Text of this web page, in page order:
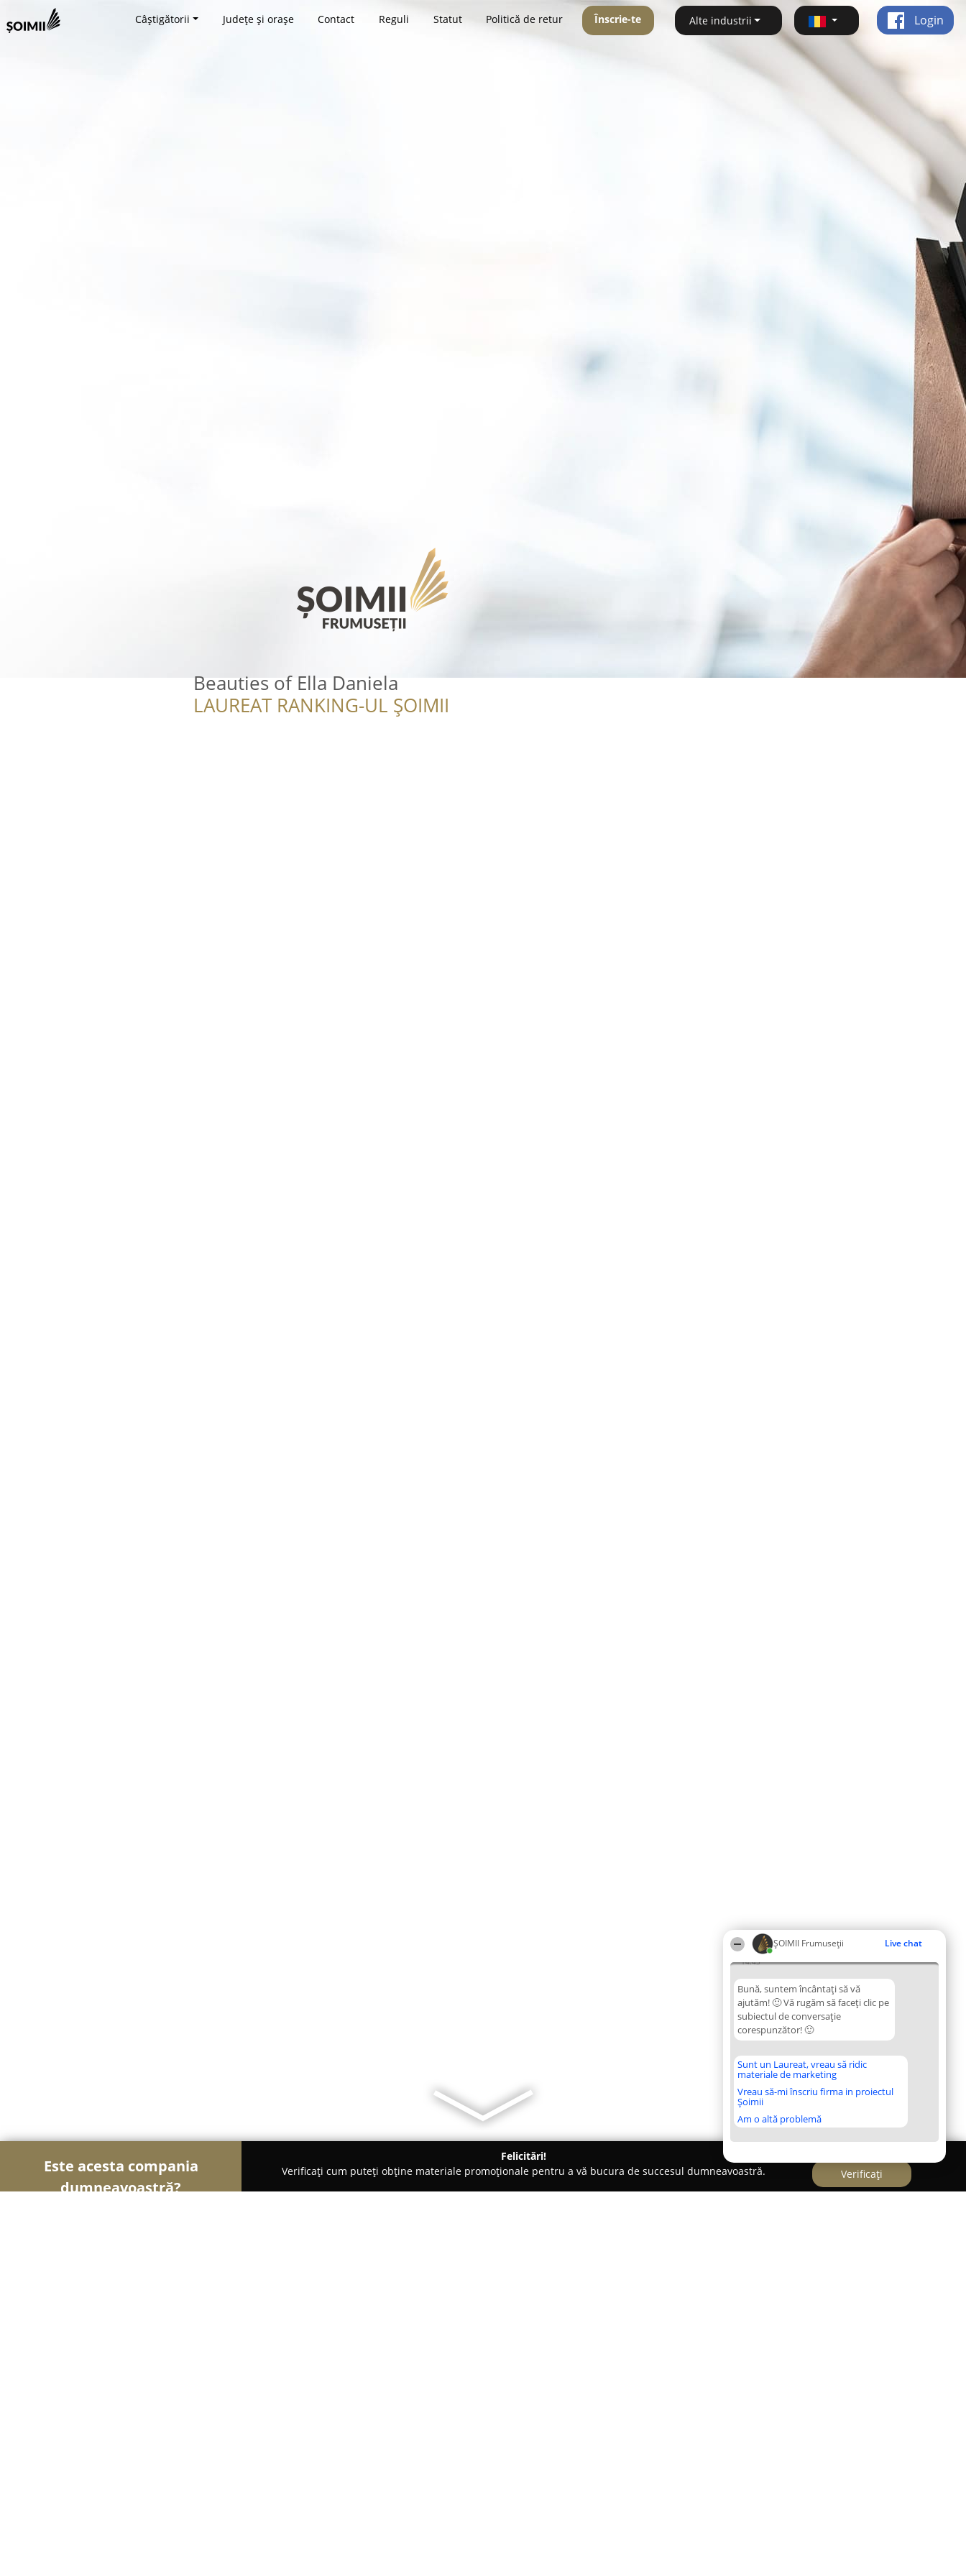
ȘOIMII Frumuseții Live chat
14:43
Bună, suntem încântați să vă
ajutăm! 🙂 Vă rugăm să faceți clic pe
subiectul de conversație
corespunzător! 🙂
Sunt un Laureat, vreau să ridic
materiale de marketing
Vreau să-mi înscriu firma in proiectul
Șoimii
Am o altă problemă
Câștigătorii Județe și orașe Contact Reguli Statut Politică de retur Înscrie-te Alte industrii Login
Beauties of Ella Daniela
LAUREAT RANKING-UL ȘOIMII
Este acesta compania
dumneavoastră?
Felicitări!
Verificați cum puteți obține materiale promoționale pentru a vă bucura de succesul dumneavoastră.
Verificați